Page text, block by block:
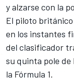
y alzarse con la
El piloto británico
en los instantes
del clasificador
su quinta pole de
la Fórmula 1.